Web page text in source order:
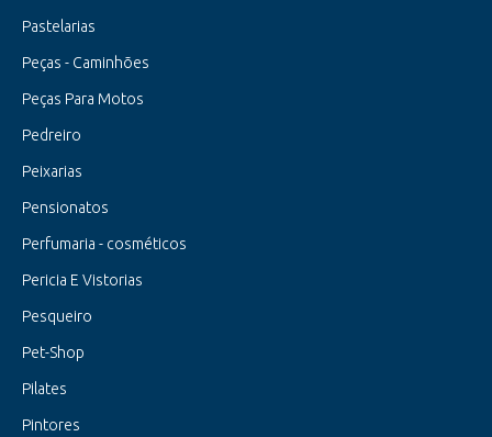
Pastelarias
Peças - Caminhões
Peças Para Motos
Pedreiro
Peixarias
Pensionatos
Perfumaria - cosméticos
Pericia E Vistorias
Pesqueiro
Pet-Shop
Pilates
Pintores